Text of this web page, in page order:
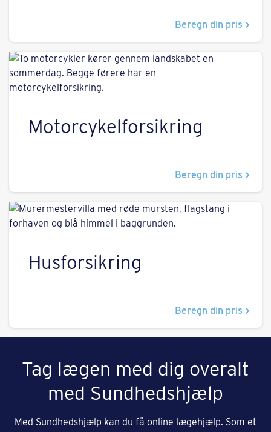
Beregn din pris
Motorcykelforsikring
Beregn din pris
Husforsikring
Beregn din pris
Tag lægen med dig overalt
med Sundhedshjælp
Med Sundhedshjælp kan du få online lægehjælp. Som et